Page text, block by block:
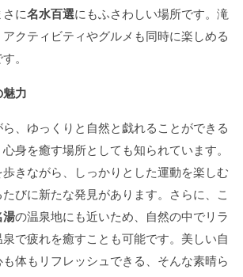
に名水百選にもふさわしい場所です。滝
クティビティやグルメも同時に楽しめる
。
力
、ゆっくりと自然と戯れることができる
身を癒す場所としても知られています。
きながら、しっかりとした運動を楽しむ
びに新たな発見があります。さらに、こ
湯の温泉地にも近いため、自然の中でリラ
で疲れを癒すことも可能です。美しい自
体もリフレッシュできる、そんな素晴ら